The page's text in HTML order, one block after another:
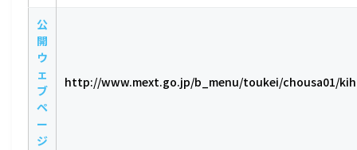
公
開
ウ
ェ
ブ
ペ
ー
ジ
http://www.mext.go.jp/b_menu/toukei/chousa01/